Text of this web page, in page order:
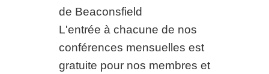
de Beaconsfield
L'entrée à chacune de nos
conférences mensuelles est
gratuite pour nos membres et